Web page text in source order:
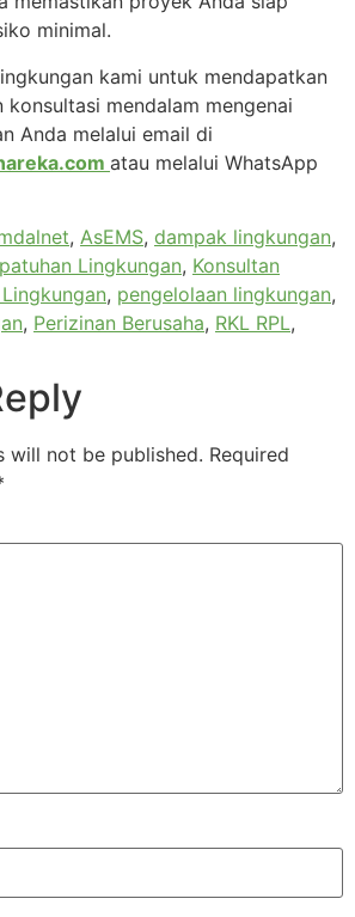
minimal.
kami untuk mendapatkan
konsultasi mendalam mengenai
Anda melalui email di
atau melalui WhatsApp
, AsEMS, dampak lingkungan,
Lingkungan, Konsultan
, pengelolaan lingkungan,
, Perizinan Berusaha, RKL RPL,
will not be published. Required